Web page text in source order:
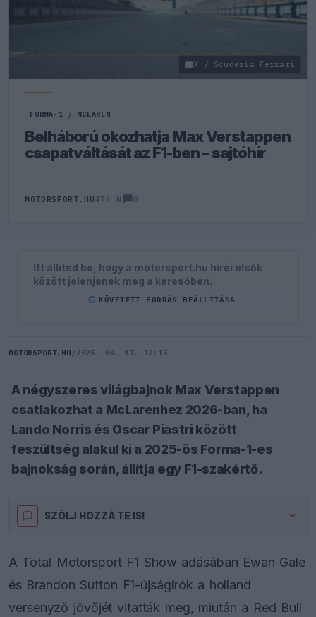
X / Scuderia Ferrari
FORMA-1 / MCLAREN
Belháború okozhatja Max Verstappen
csapatváltását az F1-ben – sajtóhír
MOTORSPORT.HU476 N 0
Itt állítsd be, hogy a motorsport.hu hírei elsők
között jelenjenek meg a keresőben.
G KÖVETETT FORRÁS BEÁLLÍTÁSA
MOTORSPORT.HU / 2025. 04. 17. 12:15
A négyszeres világbajnok Max Verstappen
csatlakozhat a McLarenhez 2026-ban, ha
Lando Norris és Oscar Piastri között
feszültség alakul ki a 2025-ös Forma-1-es
bajnokság során, állítja egy F1-szakértő.
SZÓLJ HOZZÁ TE IS!
A Total Motorsport F1 Show adásában Ewan Gale
és Brandon Sutton F1-újságírók a holland
versenyző jövőjét vitatták meg, miután a Red Bull